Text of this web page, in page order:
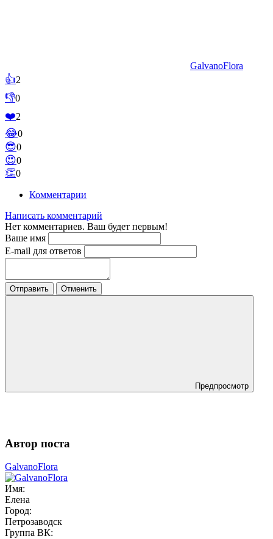
GalvanoFlora
👍2
👎0
❤️2
😂0
😎0
😍0
👏0
Комментарии
Написать комментарий
Нет комментариев. Ваш будет первым!
Ваше имя
E-mail для ответов
Отправить Отменить
Предпросмотр
Автор поста
GalvanoFlora
Имя:
Елена
Город:
Петрозаводск
Группа ВК: